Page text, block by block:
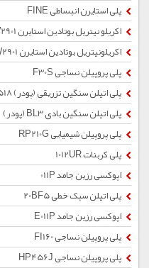
پلی استایرن انبساطی FINE
اکریلو نیتریل بوتادین استایرن SV0157W2901
اکریلونیتریل بوتادین استایرن SV0157W2901
پلی پروپیلن نساجی F30S
پلی اتیلن سنگین تزریقی (پودر) 52518
پلی اتیلن سنگین بادی BL3 (پودر)
پلی پروپیلن شیمیایی RP210G
پلی کربنات 1012UR
اپوکسی رزین جامد 011P
پلی اتیلن سبک خطی 20BF5
اپوکسی رزین جامد E011P
پلی پروپیلن نساجی FI160
پلی پروپیلن نساجی HP456J